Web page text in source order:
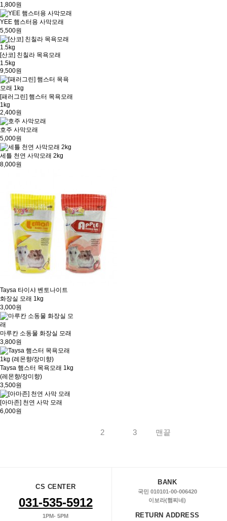
1,800원
YEE 햄스터용 사막모래
5,500원
[산코] 친칠라 목욕모래
1.5kg
9,500원
[패러그린] 햄스터 목욕모래
1kg
2,400원
호주 사막모래
5,000원
세틀 천연 사막모래 2kg
8,000원
Taysa 타이샤 벤토나이트
화장실 모래 1kg
3,000원
마루칸 소동물 화장실 모래
3,800원
Taysa 햄스터 목욕모래 1kg
(레몬향/장미향)
3,500원
[아마존] 천연 사막 모래
6,000원
2 3 맨끝
CS CENTER
031-535-5912
1PM- 5PM
BANK
국민 010101-00-006420
이보라(햄찌네)
RETURN ADDRESS